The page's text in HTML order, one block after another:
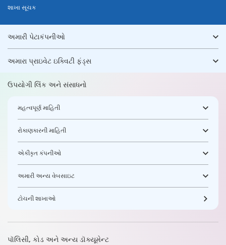
શાખા સૂચક
અમારી પેટાકંપનીઓ
અમારા પ્રાઇવેટ ઇક્વિટી ફંડ્સ
ઉપયોગી લિંક અને સંસાધનો
મહત્વપૂર્ણ માહિતી
રોકાણકારની માહિતી
એકીકૃત કંપનીઓ
અમારી અન્ય વેબસાઇટ
ટોચની શાખાઓ
પૉલિસી, કોડ અને અન્ય ડૉક્યૂમેન્ટ